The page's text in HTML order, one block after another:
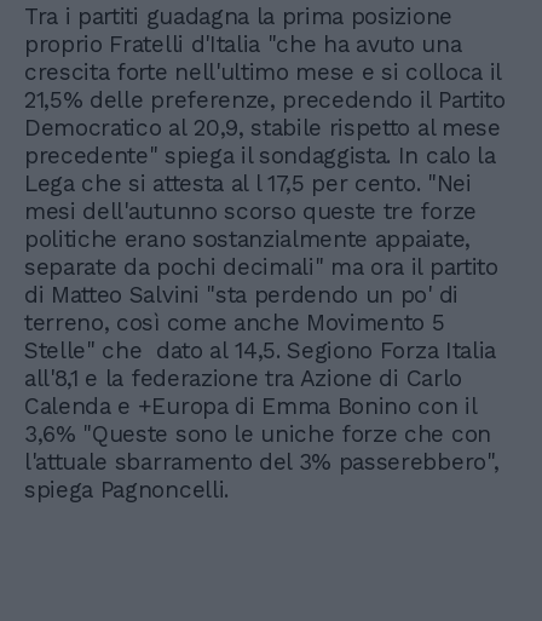
Tra i partiti guadagna la prima posizione
proprio Fratelli d'Italia "che ha avuto una
crescita forte nell'ultimo mese e si colloca il
21,5% delle preferenze, precedendo il Partito
Democratico al 20,9, stabile rispetto al mese
precedente" spiega il sondaggista. In calo la
Lega che si attesta al l 17,5 per cento. "Nei
mesi dell'autunno scorso queste tre forze
politiche erano sostanzialmente appaiate,
separate da pochi decimali" ma ora il partito
di Matteo Salvini "sta perdendo un po' di
terreno, così come anche Movimento 5
Stelle" che dato al 14,5. Segiono Forza Italia
all'8,1 e la federazione tra Azione di Carlo
Calenda e +Europa di Emma Bonino con il
3,6% "Queste sono le uniche forze che con
l'attuale sbarramento del 3% passerebbero",
spiega Pagnoncelli.